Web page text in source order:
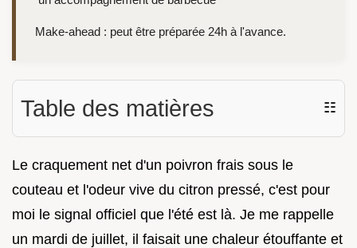
Make-ahead : peut être préparée 24h à l'avance.
Table des matières ☷
Le craquement net d'un poivron frais sous le
couteau et l'odeur vive du citron pressé, c'est pour
moi le signal officiel que l'été est là. Je me rappelle
un mardi de juillet, il faisait une chaleur étouffante et